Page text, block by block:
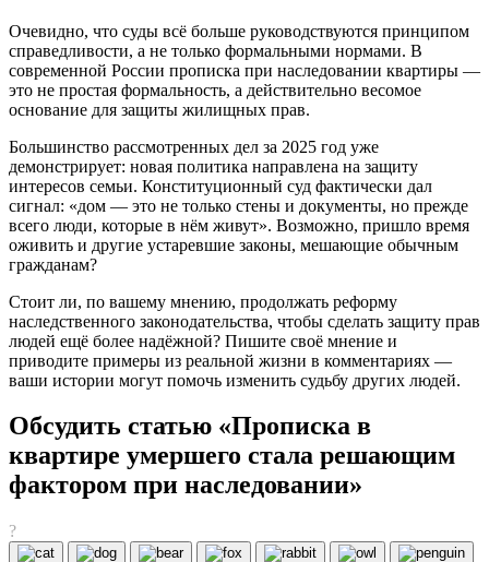
Очевидно, что суды всё больше руководствуются принципом
справедливости, а не только формальными нормами. В
современной России прописка при наследовании квартиры —
это не простая формальность, а действительно весомое
основание для защиты жилищных прав.
Большинство рассмотренных дел за 2025 год уже
демонстрирует: новая политика направлена на защиту
интересов семьи. Конституционный суд фактически дал
сигнал: «дом — это не только стены и документы, но прежде
всего люди, которые в нём живут». Возможно, пришло время
оживить и другие устаревшие законы, мешающие обычным
гражданам?
Стоит ли, по вашему мнению, продолжать реформу
наследственного законодательства, чтобы сделать защиту прав
людей ещё более надёжной? Пишите своё мнение и
приводите примеры из реальной жизни в комментариях —
ваши истории могут помочь изменить судьбу других людей.
Обсудить статью «Прописка в
квартире умершего стала решающим
фактором при наследовании»
?